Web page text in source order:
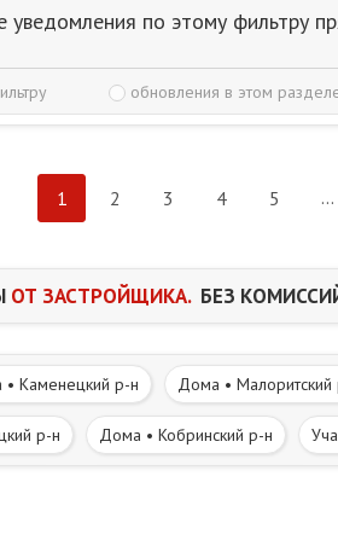
уведомления по этому фильтру
обновления в этом
1 2 3 4 5 ...
ОТ ЗАСТРОЙЩИКА.БЕЗ
Каменецкий р-н Дома • Малоритский
р-н Дома • Кобринский р-н